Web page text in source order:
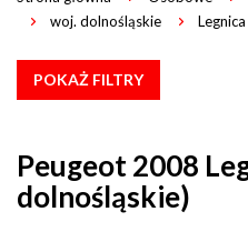
woj. dolnośląskie
Legnica
POKAŻ FILTRY
Peugeot 2008
dolnośląskie)